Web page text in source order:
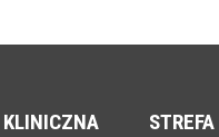
KLINICZNA STREFA